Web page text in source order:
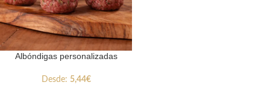
Albóndigas personalizadas
Desde: 5,44€